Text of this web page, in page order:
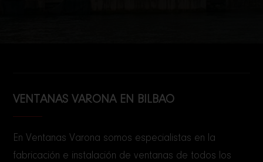
VENTANAS VARONA EN BILBAO
En Ventanas Varona somos especialistas en la
fabricación e instalación de ventanas de todos los